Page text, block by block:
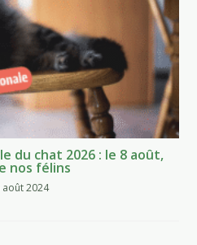
du chat 2026 : le 8 août,
nos félins
août 2024